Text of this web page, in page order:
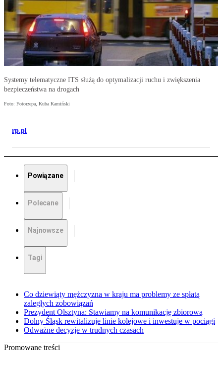
Systemy telematyczne ITS służą do optymalizacji ruchu i zwiększenia
bezpieczeństwa na drogach
Foto: Fotorzepa, Kuba Kamiński
rp.pl
Powiązane
Polecane
Najnowsze
Tagi
Co dziewiąty mężczyzna w kraju ma problemy ze spłatą
zaległych zobowiązań
Prezydent Olsztyna: Stawiamy na komunikację zbiorową
Dolny Śląsk rewitalizuje linie kolejowe i inwestuje w pociągi
Odważne decyzje w trudnych czasach
Promowane treści